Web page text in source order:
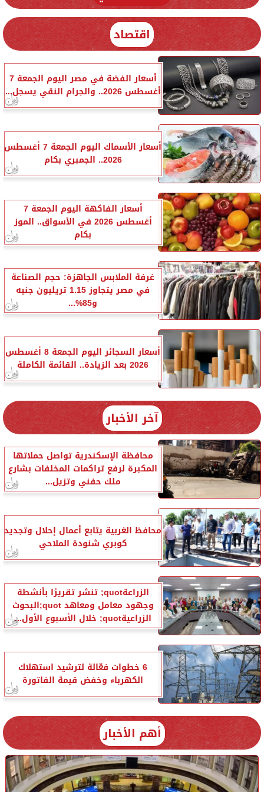
اقتصاد
أسعار الفضة في مصر اليوم الجمعة 7
أغسطس 2026.. والجرام النقي يسجل...
أسعار الأسماك اليوم الجمعة 7 أغسطس
2026.. الجمبري بكام
أسعار الفاكهة اليوم الجمعة 7
أغسطس 2026 في الأسواق.. الموز
بكام
غرفة الملابس الجاهزة: حجم الصناعة
في مصر يتجاوز 1.15 تريليون جنيه
و85%...
أسعار السجائر اليوم الجمعة 8 أغسطس
2026 بعد الزيادة.. القائمة الكاملة
آخر الأخبار
محافظة الإسكندرية تواصل حملاتها
المكبرة لرفع تراكمات المخلفات بشارع
ملك حفني وتزيل...
محافظ الغربية يتابع أعمال إحلال وتجديد
كوبري شنودة الملاحي
الزراعةquot; تنشر تقريرًا بأنشطة
وجهود معامل ومعاهد quot;البحوث
الزراعيةquot; خلال الأسبوع الأول...
6 خطوات فعّالة لترشيد استهلاك
الكهرباء وخفض قيمة الفاتورة
أهم الأخبار